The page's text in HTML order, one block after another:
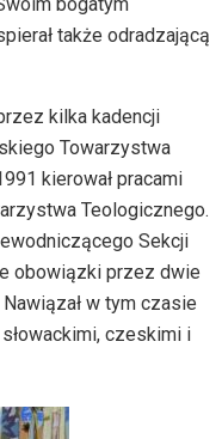
także odradzającą
kilka kadencji
Towarzystwa
kierował pracami
Teologicznego.
Sekcji
obowiązki przez dwie
w tym czasie
czeskimi i